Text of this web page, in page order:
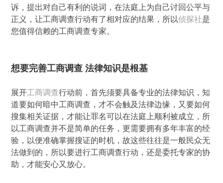
诉，提出对自己有利的说词，在法庭上为自己讨回公平与
正义，让工商调查行动有了相对应的结果，所以侦探社是
您值得信赖的工商调查专家。
想要完善工商调查 法律知识是根基
展开工商调查行动前，首先须要具备专业的法律知识，知
道要如何暗中工商调查，才不会触及法律边缘，又要如何
搜集相关证据，才能让罪名可以在法庭上顺利被成立，所
以工商调查并不是简单的任务，更需要拥有多年丰富的经
验，以便准确掌握搜证的时机，故这些往往是一般民众无
法做到的，所以要进行工商调查行动，还是委托专家的协
助，才能安心又放心。